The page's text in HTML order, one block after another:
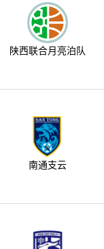
陕西联合月亮泊队
南通支云